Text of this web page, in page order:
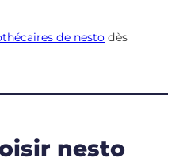
de nesto dès
nesto